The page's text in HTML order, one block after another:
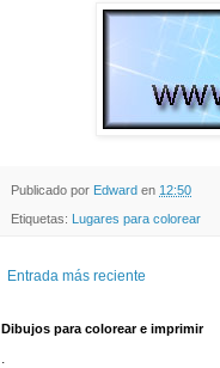
Publicado por Edward en 12:50
Etiquetas: Lugares para colorear
Entrada más reciente
Dibujos para colorear e imprimir
.